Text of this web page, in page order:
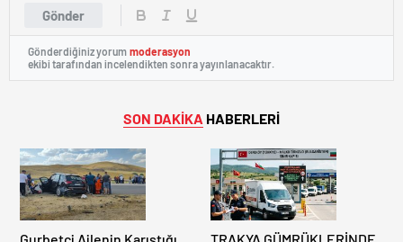
Gönder
Gönderdiğiniz yorum moderasyon
ekibi tarafından incelendikten sonra yayınlanacaktır.
SON DAKİKA HABERLERİ
Gurbetçi Ailenin Karıştığı
TRAKYA GÜMRÜKLERİNDE